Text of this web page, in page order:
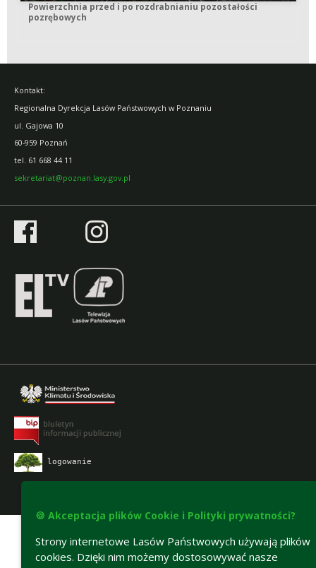
Powierzchnia przed i po rozdrabnianiu pozostałości
pozrębowych
Kontakt:
Regionalna Dyrekcja Lasów Państwowych w Poznaniu
ul. Gajowa 10
60-959 Poznań
tel. 61 668 44 11
sekretariat@poznan.lasy.gov.pl
logowanie
🍪 Akceptacja plików Cookie i Polityki prywatności?
Strony internetowe Lasów Państwowych używają plików
cookies. Dzięki nim możemy dostosowywać nasze